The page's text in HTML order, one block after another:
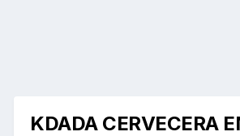
KDADA CERVECERA